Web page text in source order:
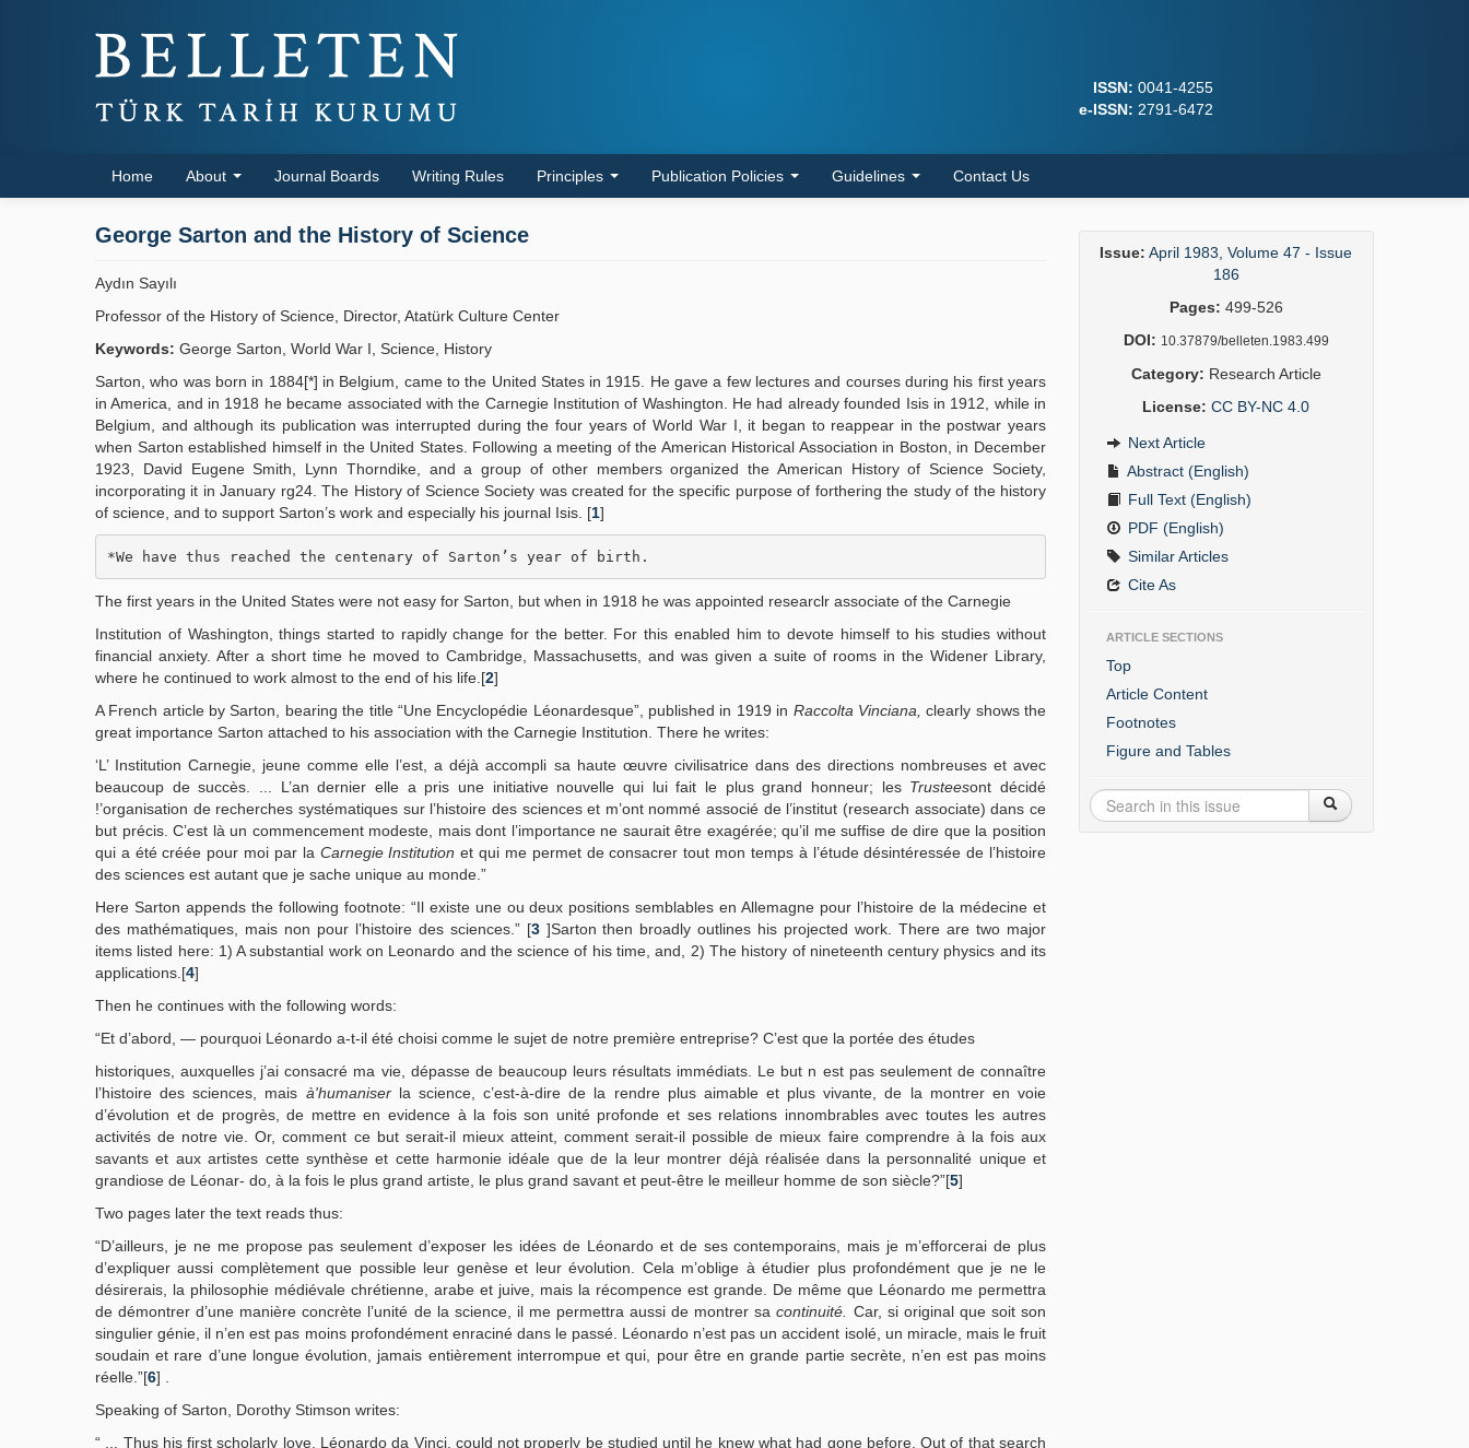
ISSN: 0041-4255
e-ISSN: 2791-6472
Home About Journal Boards Writing Rules Principles Publication Policies Guidelines Contact Us
George Sarton and the History of Science
Aydın Sayılı
Professor of the History of Science, Director, Atatürk Culture Center
Keywords: George Sarton, World War I, Science, History
Sarton, who was born in 1884[*] in Belgium, came to the United States in 1915. He gave a few lectures and courses during his first years
in America, and in 1918 he became associated with the Carnegie Institution of Washington. He had already founded Isis in 1912, while in
Belgium, and although its publication was interrupted during the four years of World War I, it began to reappear in the postwar years
when Sarton established himself in the United States. Following a meeting of the American Historical Association in Boston, in December
1923, David Eugene Smith, Lynn Thorndike, and a group of other members organized the American History of Science Society,
incorporating it in January rg24. The History of Science Society was created for the specific purpose of forthering the study of the history
of science, and to support Sarton’s work and especially his journal Isis. [1]
*We have thus reached the centenary of Sarton’s year of birth.
The first years in the United States were not easy for Sarton, but when in 1918 he was appointed researclr associate of the Carnegie
Institution of Washington, things started to rapidly change for the better. For this enabled him to devote himself to his studies without
financial anxiety. After a short time he moved to Cambridge, Massachusetts, and was given a suite of rooms in the Widener Library,
where he continued to work almost to the end of his life.[2]
A French article by Sarton, bearing the title “Une Encyclopédie Léonardesque”, published in 1919 in Raccolta Vinciana, clearly shows the
great importance Sarton attached to his association with the Carnegie Institution. There he writes:
‘L’ Institution Carnegie, jeune comme elle l’est, a déjà accompli sa haute œuvre civilisatrice dans des directions nombreuses et avec
beaucoup de succès. ... L’an dernier elle a pris une initiative nouvelle qui lui fait le plus grand honneur; les Trusteesont décidé
!’organisation de recherches systématiques sur l’histoire des sciences et m’ont nommé associé de l’institut (research associate) dans ce
but précis. C’est là un commencement modeste, mais dont l’importance ne saurait être exagérée; qu’il me suffise de dire que la position
qui a été créée pour moi par la Carnegie Institution et qui me permet de consacrer tout mon temps à l’étude désintéressée de l’histoire
des sciences est autant que je sache unique au monde.”
Here Sarton appends the following footnote: “Il existe une ou deux positions semblables en Allemagne pour l’histoire de la médecine et
des mathématiques, mais non pour l’histoire des sciences.” [3]Sarton then broadly outlines his projected work. There are two major
items listed here: 1) A substantial work on Leonardo and the science of his time, and, 2) The history of nineteenth century physics and its
applications.[4]
Then he continues with the following words:
“Et d’abord, — pourquoi Léonardo a-t-il été choisi comme le sujet de notre première entreprise? C’est que la portée des études
historiques, auxquelles j’ai consacré ma vie, dépasse de beaucoup leurs résultats immédiats. Le but n est pas seulement de connaître
l’histoire des sciences, mais à'humaniserla science, c’est-à-dire de la rendre plus aimable et plus vivante, de la montrer en voie
d’évolution et de progrès, de mettre en evidence à la fois son unité profonde et ses relations innombrables avec toutes les autres
activités de notre vie. Or, comment ce but serait-il mieux atteint, comment serait-il possible de mieux faire comprendre à la fois aux
savants et aux artistes cette synthèse et cette harmonie idéale que de la leur montrer déjà réalisée dans la personnalité unique et
grandiose de Léonar- do, à la fois le plus grand artiste, le plus grand savant et peut-être le meilleur homme de son siècle?”[5]
Two pages later the text reads thus:
“D’ailleurs, je ne me propose pas seulement d’exposer les idées de Léonardo et de ses contemporains, mais je m’efforcerai de plus
d’expliquer aussi complètement que possible leur genèse et leur évolution. Cela m’oblige à étudier plus profondément que je ne le
désirerais, la philosophie médiévale chrétienne, arabe et juive, mais la récompence est grande. De même que Léonardo me permettra
de démontrer d’une manière concrète l’unité de la science, il me permettra aussi de montrer sacontinuité.
Car, si original que soit son
singulier génie, il n’en est pas moins profondément enraciné dans le passé. Léonardo n’est pas un accident isolé, un miracle, mais le fruit
soudain et rare d’une longue évolution, jamais entièrement interrompue et qui, pour être en grande partie secrète, n’en est pas moins
réelle.”[6] .
Speaking of Sarton, Dorothy Stimson writes:
“ ... Thus his first scholarly love, Léonardo da Vinci, could not properly be studied until he knew what had gone before. Out of that search
Issue: April 1983, Volume 47 - Issue
186
Pages: 499-526
DOI: 10.37879/belleten.1983.499
Category: Research Article
License: CC BY-NC 4.0
Next Article
Abstract (English)
Full Text (English)
PDF (English)
Similar Articles
Cite As
ARTICLE SECTIONS
Top
Article Content
Footnotes
Figure and Tables